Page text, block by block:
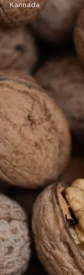
ಒಮೆಗಾ 3
ತಿನ್ನುವುದು
Image credits: Getty
Kannada